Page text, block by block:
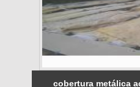
cobertura metálica